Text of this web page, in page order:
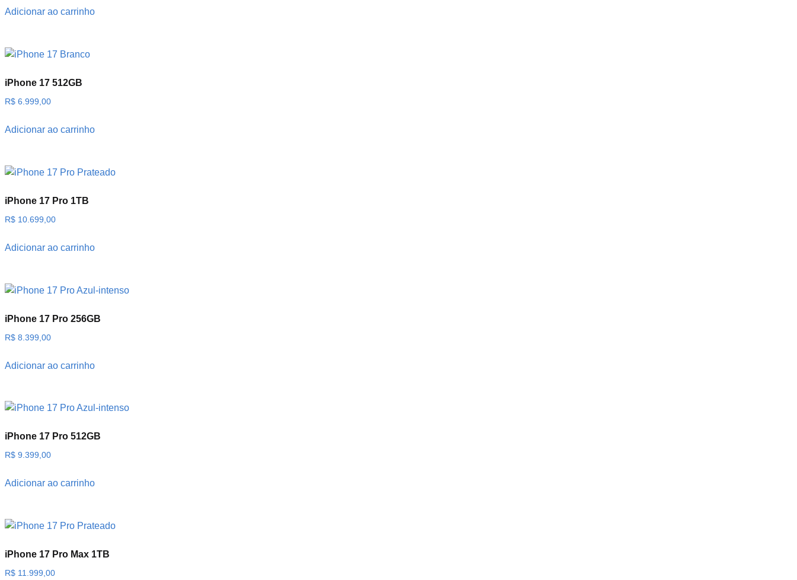
Adicionar ao carrinho
iPhone 17 512GB
R$ 6.999,00
Adicionar ao carrinho
iPhone 17 Pro 1TB
R$ 10.699,00
Adicionar ao carrinho
iPhone 17 Pro 256GB
R$ 8.399,00
Adicionar ao carrinho
iPhone 17 Pro 512GB
R$ 9.399,00
Adicionar ao carrinho
iPhone 17 Pro Max 1TB
R$ 11.999,00